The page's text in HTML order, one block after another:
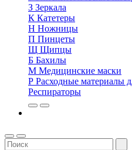
З Зеркала
К Катетеры
Н Ножницы
П Пинцеты
Щ Щипцы
Б Бахилы
М Медицинские маски
Р Расходные материалы
Респираторы